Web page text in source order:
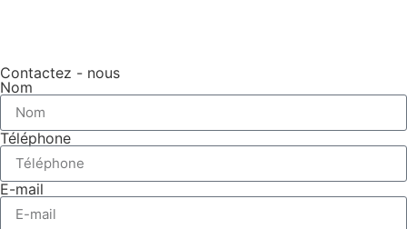
Contactez - nous
Nom
Téléphone
E-mail